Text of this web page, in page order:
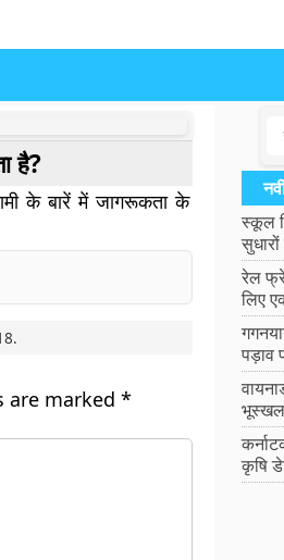
है?
के बारें में जागरूकता के
.
are marked *
स्कूल
रेल
लिए
पड़ाव
कृषि